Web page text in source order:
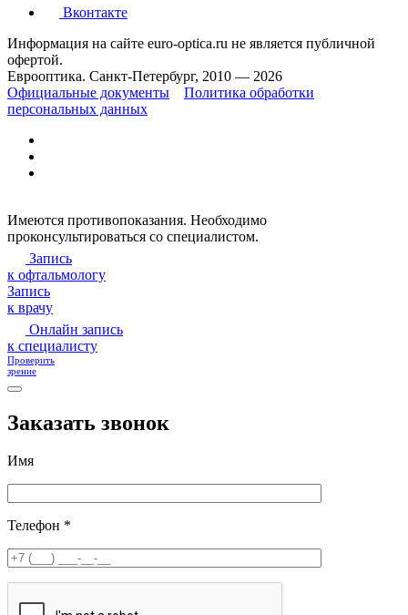
Вконтакте
Информация на сайте euro-optica.ru не является публичной
офертой.
Еврооптика. Санкт-Петербург, 2010 — 2026
Официальные документы
Политика обработки
персональных данных
Имеются противопоказания. Необходимо
проконсультироваться со специалистом.
Запись
к офтальмологу
Запись
к врачу
Онлайн запись
к специалисту
Проверить
зрение
Заказать звонок
Имя
Телефон *